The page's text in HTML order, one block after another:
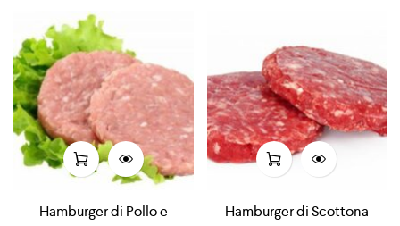
Hamburger di Pollo e
Hamburger di Scottona